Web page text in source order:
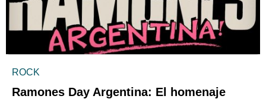
ROCK
Ramones Day Argentina: El homenaje